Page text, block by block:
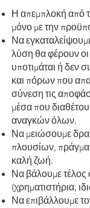
Η απεμπλοκή από
μόνο με την
Να
λύση θα φέρουν οι
υποτιμάται ή δεν
και πόρων που
σύνεση τις
μέσα που
αναγκών όλων.
Να μειώσουμε
πλουσίων, πράγμα
καλή ζωή.
Να βάλουμε τέλος
(χρηματιστήρια,
Να επιβάλλουμε